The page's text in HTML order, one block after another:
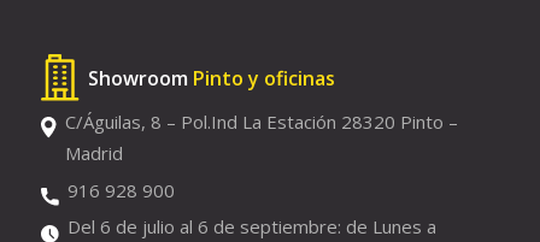
Showroom Pinto y oficinas
C/Águilas, 8 – Pol.Ind La Estación 28320 Pinto –
Madrid
916 928 900
Del 6 de julio al 6 de septiembre: de Lunes a